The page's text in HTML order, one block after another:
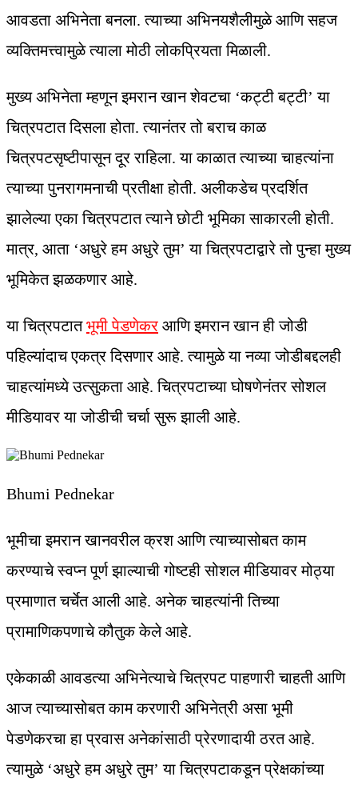
आवडता अभिनेता बनला. त्याच्या अभिनयशैलीमुळे आणि सहज
व्यक्तिमत्त्वामुळे त्याला मोठी लोकप्रियता मिळाली.
मुख्य अभिनेता म्हणून इमरान खान शेवटचा ‘कट्टी बट्टी’ या
चित्रपटात दिसला होता. त्यानंतर तो बराच काळ
चित्रपटसृष्टीपासून दूर राहिला. या काळात त्याच्या चाहत्यांना
त्याच्या पुनरागमनाची प्रतीक्षा होती. अलीकडेच प्रदर्शित
झालेल्या एका चित्रपटात त्याने छोटी भूमिका साकारली होती.
मात्र, आता ‘अधुरे हम अधुरे तुम’ या चित्रपटाद्वारे तो पुन्हा मुख्य
भूमिकेत झळकणार आहे.
या चित्रपटातभूमी पेडणेकर आणि इमरान खान ही जोडी
पहिल्यांदाच एकत्र दिसणार आहे. त्यामुळे या नव्या जोडीबद्दलही
चाहत्यांमध्ये उत्सुकता आहे. चित्रपटाच्या घोषणेनंतर सोशल
मीडियावर या जोडीची चर्चा सुरू झाली आहे.
Bhumi Pednekar
भूमीचा इमरान खानवरील क्रश आणि त्याच्यासोबत काम
करण्याचे स्वप्न पूर्ण झाल्याची गोष्टही सोशल मीडियावर मोठ्या
प्रमाणात चर्चेत आली आहे. अनेक चाहत्यांनी तिच्या
प्रामाणिकपणाचे कौतुक केले आहे.
एकेकाळी आवडत्या अभिनेत्याचे चित्रपट पाहणारी चाहती आणि
आज त्याच्यासोबत काम करणारी अभिनेत्री असा भूमी
पेडणेकरचा हा प्रवास अनेकांसाठी प्रेरणादायी ठरत आहे.
त्यामुळे ‘अधुरे हम अधुरे तुम’ या चित्रपटाकडून प्रेक्षकांच्या